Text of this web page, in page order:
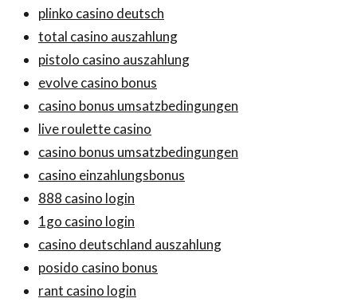
plinko casino deutsch
total casino auszahlung
pistolo casino auszahlung
evolve casino bonus
casino bonus umsatzbedingungen
live roulette casino
casino bonus umsatzbedingungen
casino einzahlungsbonus
888 casino login
1go casino login
casino deutschland auszahlung
posido casino bonus
rant casino login